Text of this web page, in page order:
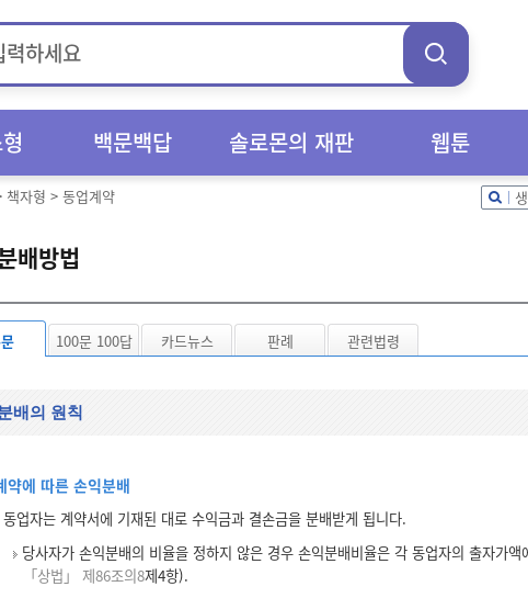
백문백답 솔로몬의 재판 웹툰
책자형 > 동업계약
배방법
100문 100답 카드뉴스 판례 관련법령
배의 원칙
약에 따른 손익분배
동업자는 계약서에 기재된 대로 수익금과 결손금을 분배받게 됩니다.
당사자가 손익분배의 비율을 정하지 않은 경우 손익분배비율은 각 동업자의 출자가액
「상법」 제86조의8제4항).